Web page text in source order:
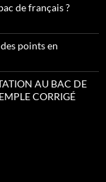
de français ?
points en
AU BAC DE
CORRIGÉ